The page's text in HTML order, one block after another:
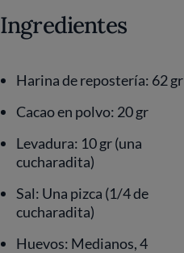
Ingredientes
Harina de repostería: 62 gr
Cacao en polvo: 20 gr
Levadura: 10 gr (una
cucharadita)
Sal: Una pizca (1/4 de
cucharadita)
Huevos: Medianos, 4